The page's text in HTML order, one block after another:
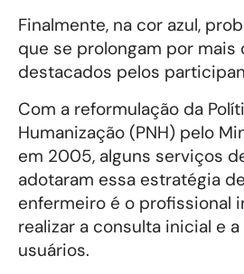
Finalmente, na cor azul,
que se prolongam por mais
destacados pelos
Com a reformulação da
Humanização (PNH) pelo
em 2005, alguns serviços
adotaram essa estratégia
enfermeiro é o profissional
realizar a consulta inicial e
usuários.